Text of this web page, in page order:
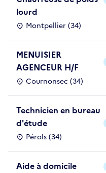
lourd
Montpellier (34)
MENUISIER
AGENCEUR H/F
Cournonsec (34)
Technicien en bureau
d'étude
Pérols (34)
Aide à domicile